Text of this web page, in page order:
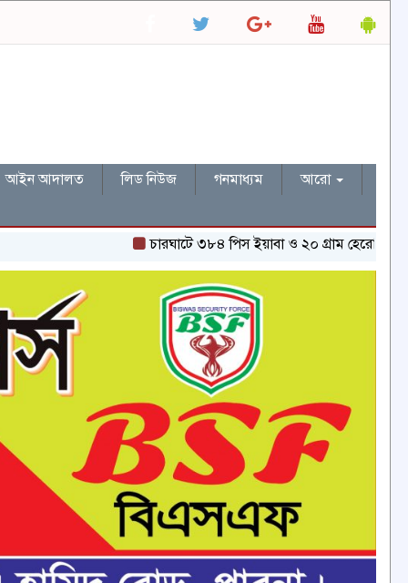
আইন আদালত লিড নিউজ গনমাধ্যম
আরো
চারঘাটে ৩৮৪ পিস ইয়াবা ও ২০ গ্রাম হেরোইনসহ একজন